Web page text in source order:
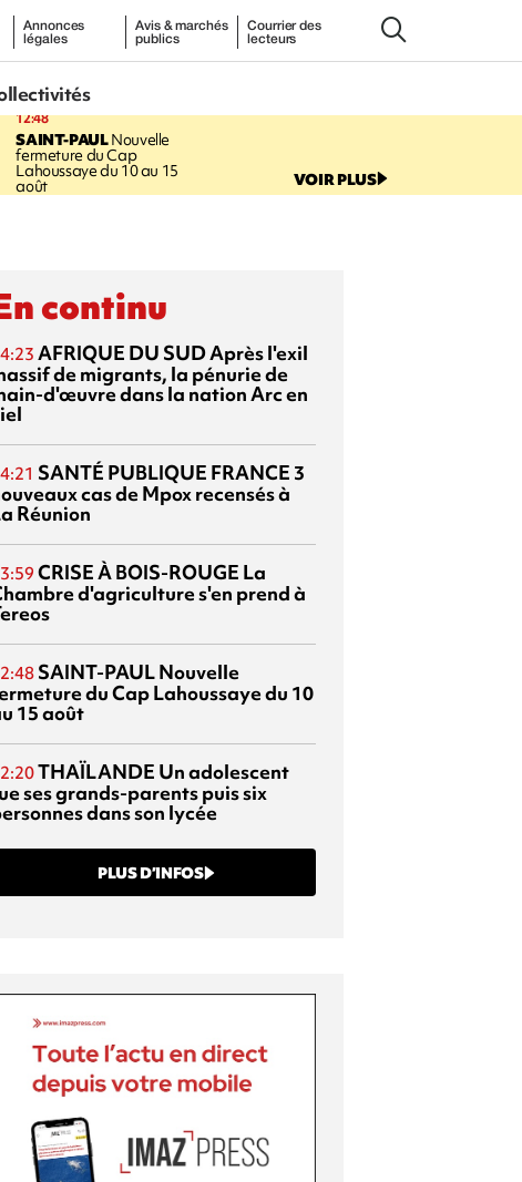
Annonces
légales
Avis & marchés
publics
Courrier des
lecteurs
12:48
SAINT-PAULNouvelle
fermeture du Cap
Lahoussaye du 10 au 15
août VOIR PLUS
continu
AFRIQUE DU SUDAprès l'exil
de migrants, la pénurie de
d'œuvre dans la nation Arc en
SANTÉ PUBLIQUE FRANCE 3
cas de Mpox recensés à
Réunion
CRISE À BOIS-ROUGE La
d'agriculture s'en prend à
SAINT-PAULNouvelle
du Cap Lahoussaye du 10
15 août
THAÏLANDE Un adolescent
ses grands-parents puis six
dans son lycée
PLUS D’INFOS